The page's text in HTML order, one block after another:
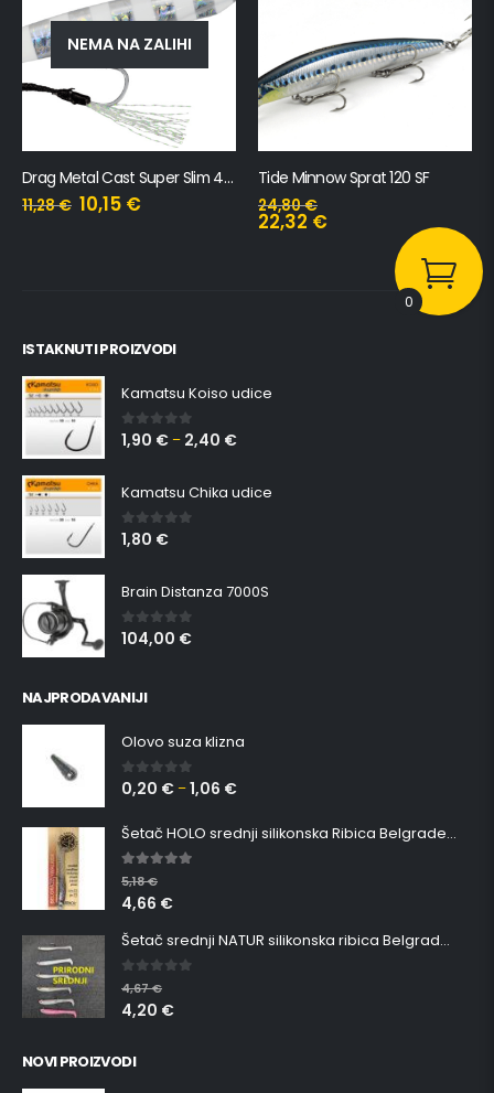
NEMA NA ZALIHI
Drag Metal Cast Super Slim 40gr
11,28€ 10,15 €
Tide Minnow Sprat 120 SF
24,80€
22,32 €
ISTAKNUTI PROIZVODI
Kamatsu Koiso udice
0 out of 5
1,90 € – 2,40 €
Kamatsu Chika udice
0 out of 5
1,80 €
Brain Distanza 7000S
0out of 5
104,00 €
NAJPRODAVANIJI
Olovo suza klizna
0 out of 5
0,20 € –1,06 €
Šetač HOLO srednji silikonska Ribica Belgrade Walker
5.00out of 5
5,18€
4,66 €
Šetač srednji NATUR silikonska ribica Belgrade Walker
0 out of 5
4,67€
4,20 €
NOVI PROIZVODI
0